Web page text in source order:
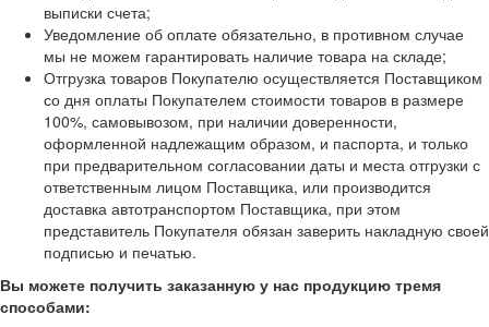
выписки счета;
Уведомление об оплате обязательно, в противном случае
мы не можем гарантировать наличие товара на складе;
Отгрузка товаров Покупателю осуществляется Поставщиком
со дня оплаты Покупателем стоимости товаров в размере
100%, самовывозом, при наличии доверенности,
оформленной надлежащим образом, и паспорта, и только
при предварительном согласовании даты и места отгрузки с
ответственным лицом Поставщика, или производится
доставка автотранспортом Поставщика, при этом
представитель Покупателя обязан заверить накладную своей
подписью и печатью.
Вы можете получить заказанную у нас продукцию тремя
способами: